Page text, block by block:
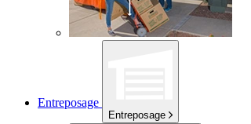
Entreposage
Entreposage